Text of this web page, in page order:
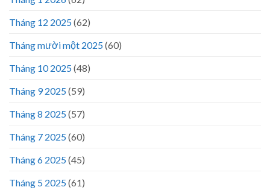
Tháng 12 2025(62)
Tháng mười một 2025(60)
Tháng 10 2025(48)
Tháng 9 2025(59)
Tháng 8 2025(57)
Tháng 7 2025(60)
Tháng 6 2025(45)
Tháng 5 2025(61)